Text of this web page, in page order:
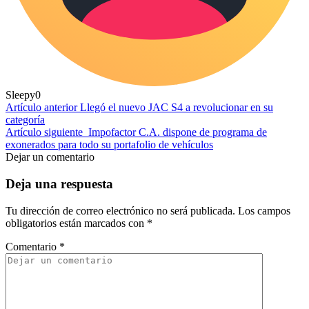
Sleepy0
Artículo anterior Llegó el nuevo JAC S4 a revolucionar en su
categoría
Artículo siguiente Impofactor C.A. dispone de programa de
exonerados para todo su portafolio de vehículos
Dejar un comentario
Deja una respuesta
Tu dirección de correo electrónico no será publicada. Los campos
obligatorios están marcados con *
Comentario *